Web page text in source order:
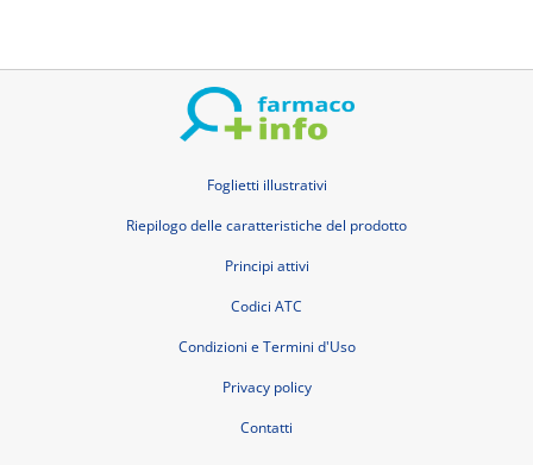
Foglietti illustrativi
Riepilogo delle caratteristiche del prodotto
Principi attivi
Codici ATC
Condizioni e Termini d'Uso
Privacy policy
Contatti